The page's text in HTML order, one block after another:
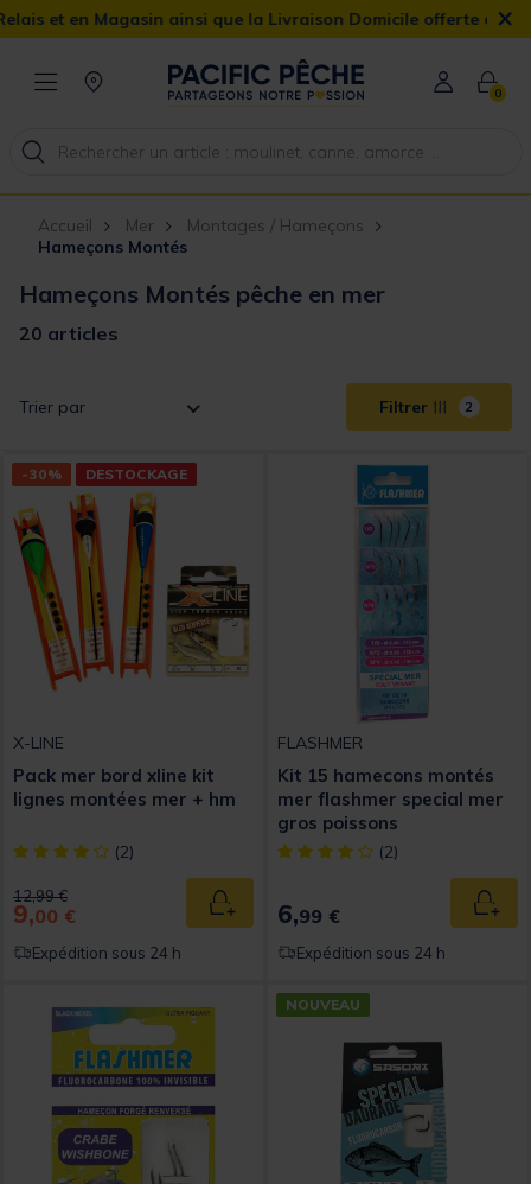
ainsi que la Livraison Domicile offerte dès 90€ ×
0
Accueil Mer
Montages / Hameçons
Hameçons Montés
Hameçons Montés pêche en mer
20 articles
Trier par Filtrer 2
-30% DESTOCKAGE
X-LINE
Pack mer bord xline kit
lignes montées mer + hm
[object Object] out of 5 Customer Rating
(2)
Price reduced from
12,99 €to
9,00 € Ajouter au panier
Expédition sous 24 h
FLASHMER
Kit 15 hamecons montés
mer flashmer special mer
gros poissons
[object Object] out of 5
(2)
6,99 €
Expédition sous 24 h
NOUVEAU